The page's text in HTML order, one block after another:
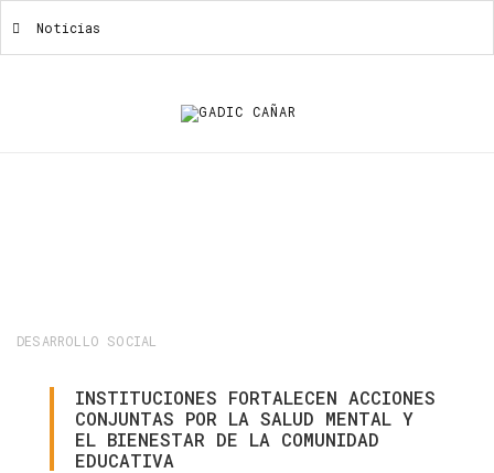
Noticias
DESARROLLO SOCIAL
INSTITUCIONES FORTALECEN ACCIONES
CONJUNTAS POR LA SALUD MENTAL Y
EL BIENESTAR DE LA COMUNIDAD
EDUCATIVA